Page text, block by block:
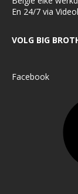
En 24/7 via
VOLG BIG
Facebook